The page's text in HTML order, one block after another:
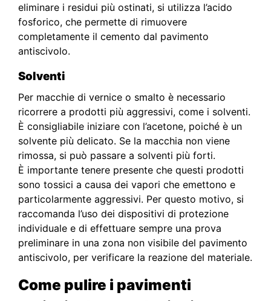
eliminare i residui più ostinati, si utilizza l’acido
fosforico, che permette di rimuovere
completamente il cemento dal pavimento
antiscivolo.
Solventi
Per macchie di vernice o smalto è necessario
ricorrere a prodotti più aggressivi, come i solventi.
È consigliabile iniziare con l’acetone, poiché è un
solvente più delicato. Se la macchia non viene
rimossa, si può passare a solventi più forti.
È importante tenere presente che questi prodotti
sono tossici a causa dei vapori che emettono e
particolarmente aggressivi. Per questo motivo, si
raccomanda l’uso dei dispositivi di protezione
individuale e di effettuare sempre una prova
preliminare in una zona non visibile del pavimento
antiscivolo, per verificare la reazione del materiale.
Come pulire i pavimenti